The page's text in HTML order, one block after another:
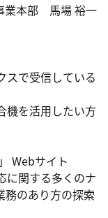
本部　馬場 裕一
スで受信している
機を活用したい方
Webサイト
に関する多くのナ
務のあり方の探索